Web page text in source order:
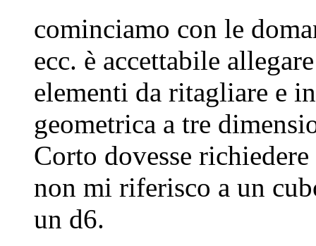
cominciamo con le
ecc. è accettabile
elementi da ritagliare e
geometrica a tre
Corto dovesse
non mi riferisco a un
un d6.